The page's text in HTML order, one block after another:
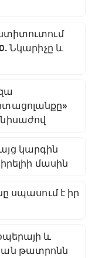
Նկարիչը և
կարգին
մասին
սպասում է իր
և
թատրոնն